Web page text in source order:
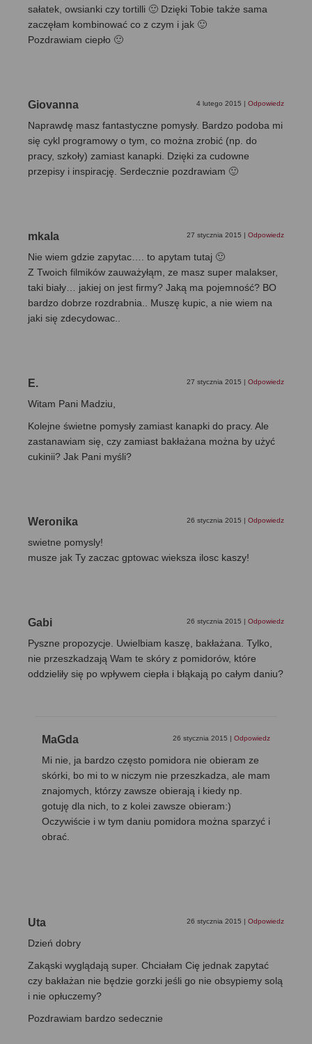
sałatek, owsianki czy tortilli 🙂 Dzięki Tobie także sama
zaczęłam kombinować co z czym i jak 🙂
Pozdrawiam ciepło 🙂
Giovanna 4 lutego 2015 | Odpowiedz
Naprawdę masz fantastyczne pomysły. Bardzo podoba mi
się cykl programowy o tym, co można zrobić (np. do
pracy, szkoły) zamiast kanapki. Dzięki za cudowne
przepisy i inspirację. Serdecznie pozdrawiam 🙂
mkala 27 stycznia 2015 | Odpowiedz
Nie wiem gdzie zapytac…. to apytam tutaj 🙂
Z Twoich filmików zauważyłąm, ze masz super malakser,
taki biały… jakiej on jest firmy? Jaką ma pojemność? BO
bardzo dobrze rozdrabnia.. Muszę kupic, a nie wiem na
jaki się zdecydowac..
E. 27 stycznia 2015 | Odpowiedz
Witam Pani Madziu,
Kolejne świetne pomysły zamiast kanapki do pracy. Ale
zastanawiam się, czy zamiast bakłażana można by użyć
cukinii? Jak Pani myśli?
Weronika 26 stycznia 2015 | Odpowiedz
swietne pomysly!
musze jak Ty zaczac gptowac wieksza ilosc kaszy!
Gabi 26 stycznia 2015 | Odpowiedz
Pyszne propozycje. Uwielbiam kaszę, bakłażana. Tylko,
nie przeszkadzają Wam te skóry z pomidorów, które
oddzieliły się po wpływem ciepła i błąkają po całym daniu?
MaGda 26 stycznia 2015 | Odpowiedz
Mi nie, ja bardzo często pomidora nie obieram ze
skórki, bo mi to w niczym nie przeszkadza, ale mam
znajomych, którzy zawsze obierają i kiedy np.
gotuję dla nich, to z kolei zawsze obieram:)
Oczywiście i w tym daniu pomidora można sparzyć i
obrać.
Uta 26 stycznia 2015 | Odpowiedz
Dzień dobry
Zakąski wyglądają super. Chciałam Cię jednak zapytać
czy bakłażan nie będzie gorzki jeśli go nie obsypiemy solą
i nie opłuczemy?
Pozdrawiam bardzo sedecznie